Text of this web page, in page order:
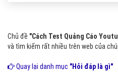
Chủ đề "Cách Test Quảng Cáo
và tìm kiếm rất nhiều trên web của
Quay lại danh mục "Hỏi đáp là gì"